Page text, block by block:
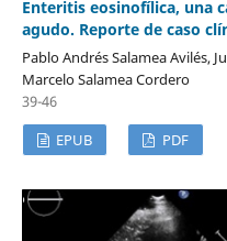
Enteritis eosinofílica, una
agudo. Reporte de caso
Pablo Andrés Salamea Avilés,
Marcelo Salamea Cordero
39-46
EPUB
PDF